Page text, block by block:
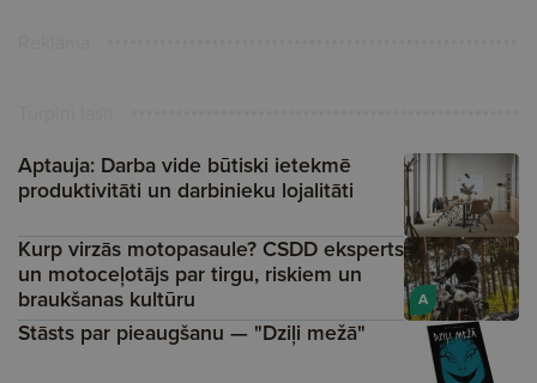
Aptauja: Darba vide būtiski ietekmē
produktivitāti un darbinieku lojalitāti
A
Kurp virzās motopasaule? CSDD eksperts
un motoceļotājs par tirgu, riskiem un
braukšanas kultūru
Stāsts par pieaugšanu — "Dziļi mežā"